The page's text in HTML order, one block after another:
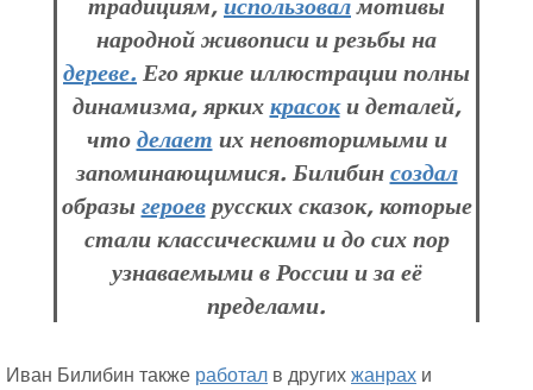
народной живописи и резьбы на
дереве. Его яркие иллюстрации полны
динамизма, яркихкрасоки деталей,
чтоделает их неповторимыми и
запоминающимися. Билибинсоздал
образыгероеврусских сказок, которые
стали классическими и до сих пор
узнаваемыми в России и за её
пределами.
Иван Билибин также работал в других жанрах и